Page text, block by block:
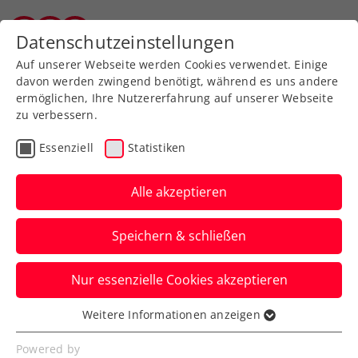
Zurück zur Newsübersicht
Turniere
NÖ Open powered by
EVN: 12 Österreicher im
Tulln-Einsatz
Filip Misolic führt das rot-weiß-rote
Großaufgebot beim ATP-100-Challenger
beim TC Tulln an.
Verfasst von: Presseaussendung / Redaktion, 31.08.2024
Datenschutzeinstellungen
Auf unserer Webseite werden Cookies verwendet. Einige
davon werden zwingend benötigt, während es uns andere
ermöglichen, Ihre Nutzererfahrung auf unserer Webseite
zu verbessern.
Essenziell Statistiken
Alle akzeptieren
Speichern & schließen
Nur essenzielle Cookies akzeptieren
Essenziell
Essenzielle Cookies werden für grundlegende
Weitere Informationen anzeigen
Powered by